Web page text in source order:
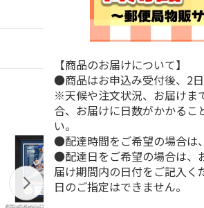
【商品のお届けについて】
●商品はお申込み受付後、2日
※天候や注文状況、お届けま
合、お届けに日数がかかるこ
い。
●配達時間をご希望の場合は
●配達日をご希望の場合は、
届け期間内の日付をご記入
日のご指定はできません。